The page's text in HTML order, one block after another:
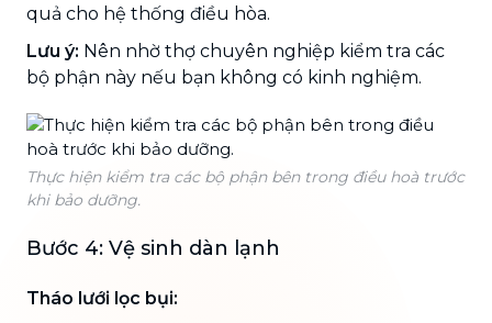
quả cho hệ thống điều hòa.
Lưu ý: Nên nhờ thợ chuyên nghiệp kiểm tra các
bộ phận này nếu bạn không có kinh nghiệm.
Thực hiện kiểm tra các bộ phận bên trong điều hoà trước
khi bảo dưỡng.
Bước 4: Vệ sinh dàn lạnh
Tháo lưới lọc bụi: